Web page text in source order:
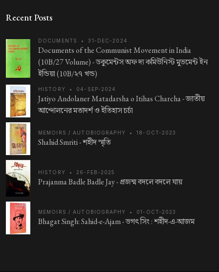
Recent Posts
DOCUMENTS • 31-DEC-2024
Documents of the Communist Movement in India
(10B/27 Volume) -ডকুমেন্টস অফ দ্য কমিউনিস্ট মুভমেন্ট ইন
ইন্ডিয়া (10B/২৭ খন্ড)
HISTORY • 04-SEP-2024
Jatiyo Andolaner Matadarsha o Itihas Charcha -জাতীয়
আন্দোলনের মতাদর্শ ও ইতিহাস চর্চা
MEMOIRS / AUTOBIOGRAPHY • 18-OCT-2023
Shahid Smriti -শহীদ স্মৃতি
HISTORY • 26-FEB-2025
Prajanma Badle Badle Jay -প্রজন্ম বদলে বদলে যায়
MEMOIRS / AUTOBIOGRAPHY • 01-OCT-2023
Bhagat Singh: Sahid-e-Ajam -ভগৎ সিং : শহীদ-এ-আজম